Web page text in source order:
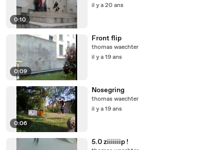
0:10
il y a 20 ans
0:09
Front flip
thomas waechter
il y a 19 ans
0:06
Nosegring
thomas waechter
il y a 19 ans
5.0 ziiiiiiip !